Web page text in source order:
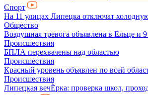
Спорт
На 11 улицах Липецка отключат
Общество
Воздушная тревога объявлена в Ельце и 9
Происшествия
БПЛА перехвачены над областью
Происшествия
Красный уровень объявлен по всей
Происшествия
Липецкая вечЁрка: проверка школ,